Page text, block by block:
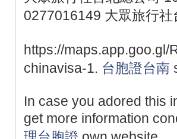
0277016149 大眾旅行社
https://
chinavisa-1. 台胞證台南
In case you adored this
get more information